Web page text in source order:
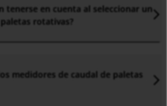
tenerse en cuenta al seleccionar un
rotativas?
medidores de caudal de paletas